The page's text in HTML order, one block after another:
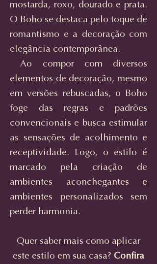
mostarda, roxo, dourado e prata.
O Boho se destaca pelo toque de
romantismo e a decoração com
elegância contemporânea.
Ao compor com diversos
elementos de decoração, mesmo
em versões rebuscadas, o Boho
foge das regras e padrões
convencionais e busca estimular
as sensações de acolhimento e
receptividade. Logo, o estilo é
marcado pela criação de
ambientes aconchegantes e
ambientes personalizados sem
perder harmonia.
Quer saber mais como aplicar
este estilo em sua casa? Confira